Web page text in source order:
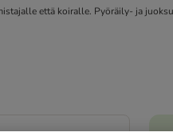
että koiralle. Pyöräily- ja